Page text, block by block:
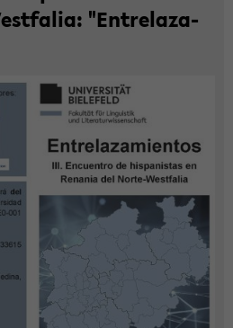
"Ent­re­laza­